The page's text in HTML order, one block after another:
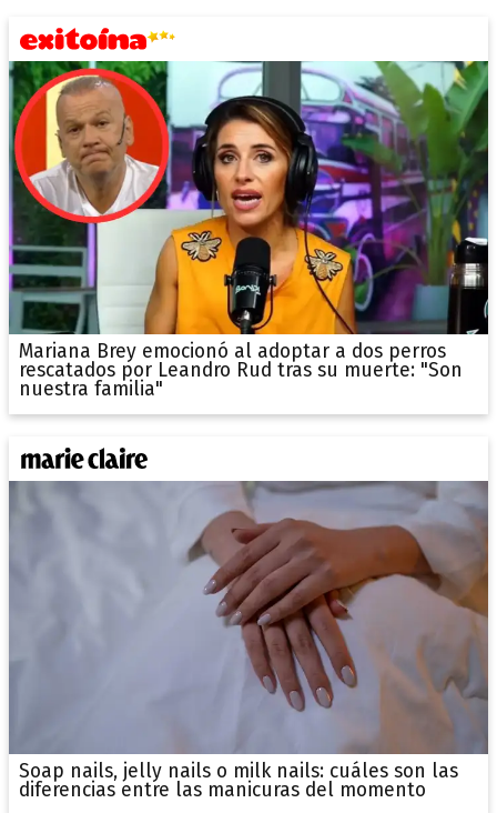
Mariana Brey emocionó al adoptar a dos perros
rescatados por Leandro Rud tras su muerte: "Son
nuestra familia"
Soap nails, jelly nails o milk nails: cuáles son las
diferencias entre las manicuras del momento